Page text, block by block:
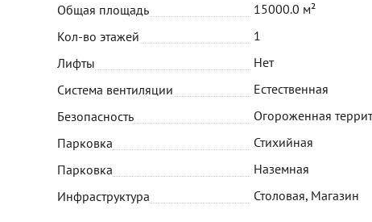
Общая площадь
15000.0 м²
Кол-во этажей
1
Лифты
Нет
Система вентиляции
Естественная
Безопасность
Огороженная
Парковка
Стихийная
Парковка
Наземная
Инфраструктура
Столовая, Магазин